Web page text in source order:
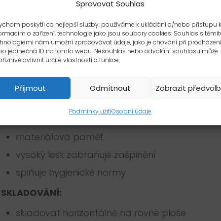
Spravovat Souhlas
poskytli co nejlepší služby, používáme k ukládání a/nebo přístupu k
o zařízení, technologie jako jsou soubory cookies. Souhlas s
nám umožní zpracovávat údaje, jako je chování při procházení
jedinečná ID na tomto webu. Nesouhlas nebo odvolání souhlasu může
ovlivnit určité vlastnosti a funkce.
Příjmout Odmítnout Zobrazit
Podmínky užitíOsobní údaje
TECHNICKÝ POPIS VÝROBKŮ Z PVC
MATERIÁL: houževnaté PVC
tepelná stabilita -20°C až +60°C
rázová houževnatost 1 kJ/m
ČSN ISO 179
barevný odstín – interní metodika
stabilní proti UV záření
materiálová paměť
vysoký lesk zabraňuje zašpinění
splňuje hygienické normy
SKLADOVÁNÍ:
skladovat horizontálně na rovné ploše